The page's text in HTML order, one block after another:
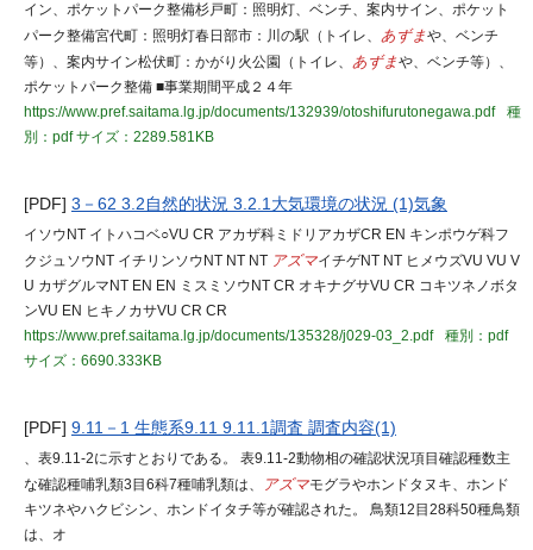
イン、ポケットパーク整備杉戸町：照明灯、ベンチ、案内サイン、ポケット
パーク整備宮代町：照明灯春日部市：川の駅（トイレ、 あずまや、ベンチ
等）、案内サイン松伏町：かがり火公園（トイレ、 あずまや、ベンチ等）、
ポケットパーク整備 ■事業期間平成２４年
https://www.pref.saitama.lg.jp/documents/132939/otoshifurutonegawa.pdf
種
別：pdfサイズ：2289.581KB
[PDF] 3－62 3.2自然的状況 3.2.1大気環境の状況 (1)気象
イソウNT イトハコベ○VU CR アカザ科ミドリアカザCR EN キンポウゲ科フ
クジュソウNT イチリンソウNT NT NT アズマイチゲNT NT ヒメウズVU VU V
U カザグルマNT EN EN ミスミソウNT CR オキナグサVU CR コキツネノボタ
ンVU EN ヒキノカサVU CR CR
https://www.pref.saitama.lg.jp/documents/135328/j029-03_2.pdf
種別：pdf
サイズ：6690.333KB
[PDF] 9.11－1 生態系9.11 9.11.1調査 調査内容(1)
、表9.11-2に示すとおりである。 表9.11-2動物相の確認状況項目確認種数主
な確認種哺乳類3目6科7種哺乳類は、
アズマモグラやホンドタヌキ、ホンド
キツネやハクビシン、ホンドイタチ等が確認された。 鳥類12目28科50種鳥類
は、オ